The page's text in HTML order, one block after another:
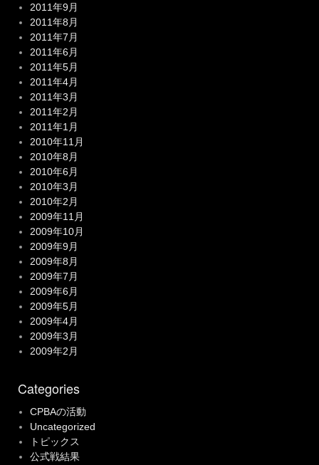
2011年9月
2011年8月
2011年7月
2011年6月
2011年5月
2011年4月
2011年3月
2011年2月
2011年1月
2010年11月
2010年8月
2010年6月
2010年3月
2010年2月
2009年11月
2009年10月
2009年9月
2009年8月
2009年7月
2009年6月
2009年5月
2009年4月
2009年3月
2009年2月
Categories
CPBAの活動
Uncategorized
トピックス
公式戦結果